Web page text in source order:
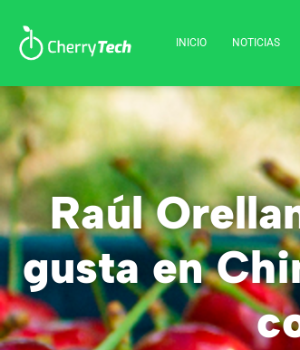
INICIO NOTICIAS
Raúl
gusta en